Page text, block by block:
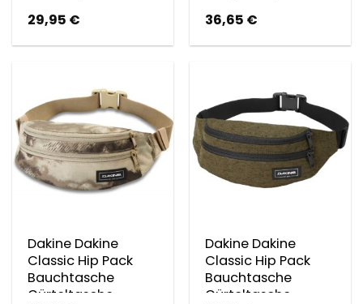
29,95 €
36,65 €
Dakine Dakine
Classic Hip Pack
Bauchtasche
Gürteltasche
Dakine Dakine
Classic Hip Pack
Bauchtasche
Gürteltasche